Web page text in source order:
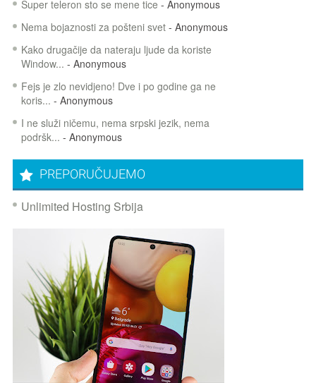
Super teleron sto se mene tice - Anonymous
Nema bojaznosti za pošteni svet- Anonymous
Kako drugačije da nateraju ljude da koriste
Window... - Anonymous
Fejs je zlo nevidjeno! Dve i po godine ga ne
koris... - Anonymous
I ne služi ničemu, nema srpski jezik, nema
podršk... - Anonymous
PREPORUČUJEMO
Unlimited Hosting Srbija